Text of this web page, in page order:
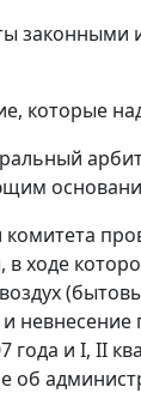
которые
комитета
ходе
и I, II
об